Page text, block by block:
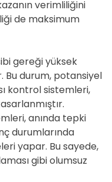
verimliliğini
de maksimum
gereği yüksek
Bu durum, potansiyel
kontrol sistemleri,
anında tepki
durumlarında
yapar. Bu sayede,
gibi olumsuz